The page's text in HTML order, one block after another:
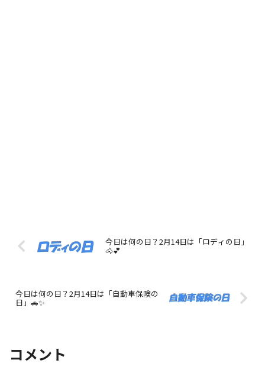
今日は何の日？2月14日は「ロディの日」
🐴💕
今日は何の日？2月14日は「自動車保険の
日」🚗✨
コメント